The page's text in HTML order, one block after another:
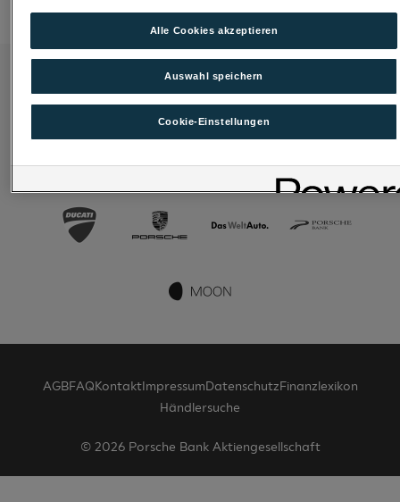
AGBFAQKontaktImpressumDatenschutzFinanzlexikon
Händlersuche
© 2026 Porsche Bank Aktiengesellschaft
Alle Cookies akzeptieren
Auswahl speichern
Cookie-Einstellungen